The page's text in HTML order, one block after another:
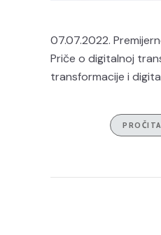
07.07.2022.
Priče o digitalnoj
transformacije i